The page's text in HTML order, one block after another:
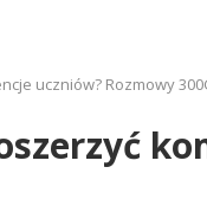
uczniów? Rozmowy